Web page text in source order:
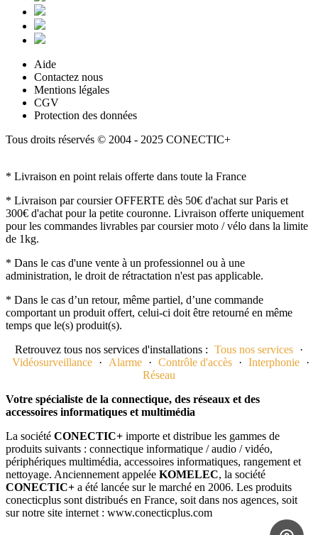
Aide
Contactez nous
Mentions légales
CGV
Protection des données
Tous droits réservés © 2004 - 2025 CONECTIC+
* Livraison en point relais offerte dans toute la France
* Livraison par coursier OFFERTE dès 50€ d'achat sur Paris et
300€ d'achat pour la petite couronne. Livraison offerte uniquement
pour les commandes livrables par coursier moto / vélo dans la limite
de 1kg.
* Dans le cas d'une vente à un professionnel ou à une
administration, le droit de rétractation n'est pas applicable.
* Dans le cas d’un retour, même partiel, d’une commande
comportant un produit offert, celui-ci doit être retourné en même
temps que le(s) produit(s).
Retrouvez tous nos services d'installations : Tous nos services ·
Vidéosurveillance · Alarme · Contrôle d'accès · Interphonie ·
Réseau
Votre spécialiste de la connectique, des réseaux et des
accessoires informatiques et multimédia
La société CONECTIC+ importe et distribue les gammes de
produits suivants : connectique informatique / audio / vidéo,
périphériques multimédia, accessoires informatiques, rangement et
nettoyage. Anciennement appelée KOMELEC, la société
CONECTIC+ a été lancée sur le marché en 2006. Les produits
conecticplus sont distribués en France, soit dans nos agences, soit
sur notre site internet : www.conecticplus.com